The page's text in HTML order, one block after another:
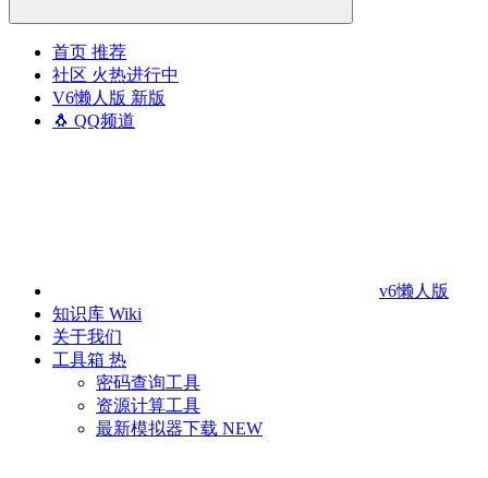
首页 推荐
社区 火热进行中
V6懒人版 新版
🐧 QQ频道
v6懒人版
知识库 Wiki
关于我们
工具箱 热
密码查询工具
资源计算工具
最新模拟器下载 NEW